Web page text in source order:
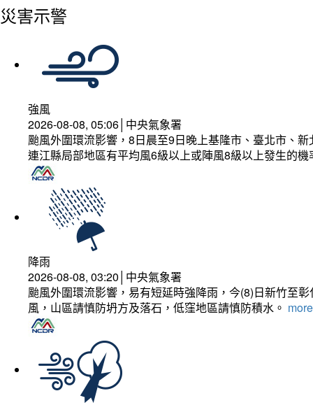
災害示警
強風
2026-08-08, 05:06│中央氣象署
颱風外圍環流影響，8日晨至9日晚上基隆市、臺北市、
連江縣局部地區有平均風6級以上或陣風8級以上發生的
降雨
2026-08-08, 03:20│中央氣象署
颱風外圍環流影響，易有短延時強降雨，今(8)日新竹至
風，山區請慎防坍方及落石，低窪地區請慎防積水。